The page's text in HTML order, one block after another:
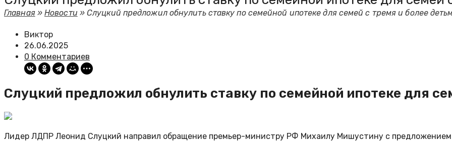
Главная»Новости »Слуцкий предложил обнулить ставку по семейной ипотеке для семей с тремя и более
Виктор
26.06.2025
0 Комментариев
Слуцкий предложил обнулить ставку по семейной ипотеке для
Лидер ЛДПР Леонид Слуцкий направил обращение премьер-министру РФ Михаилу Мишустину с предложением